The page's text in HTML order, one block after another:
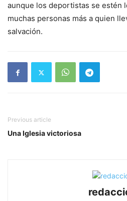
aunque los deportistas se estén
muchas personas más a quien
salvación.
Previous article
Una Iglesia victoriosa